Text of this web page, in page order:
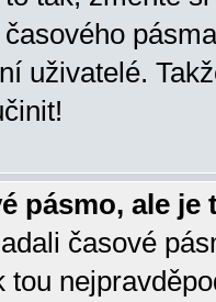
uživatelé.
pásmo, ale je
časové
tou